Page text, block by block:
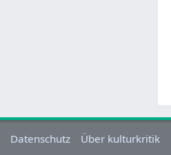
Datenschutz Über kulturkritik